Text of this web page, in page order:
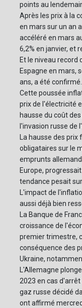
points au
Après les prix à la
en mars sur un an
accéléré en mars
6,2% en janvier, et
Et le niveau record
Espagne en mars,
ans, a été confirmé.
Cette poussée
prix de l'électricité
hausse du coût
l'invasion russe de
La hausse des
obligataires sur le
emprunts
Europe,
tendance pesait
L'impact de
aussi déjà bien
La Banque de
croissance de
premier trimestre,
conséquence des
Ukraine,
L'Allemagne
2023 en cas
gaz russe décidé
ont affirmé